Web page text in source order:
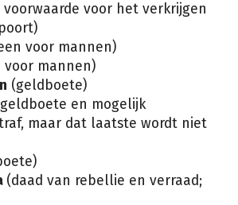
voorwaarde voor het verkrijgen
voor mannen)
mannen)
(geldboete)
en mogelijk
maar dat laatste wordt niet
(daad van rebellie en verraad;